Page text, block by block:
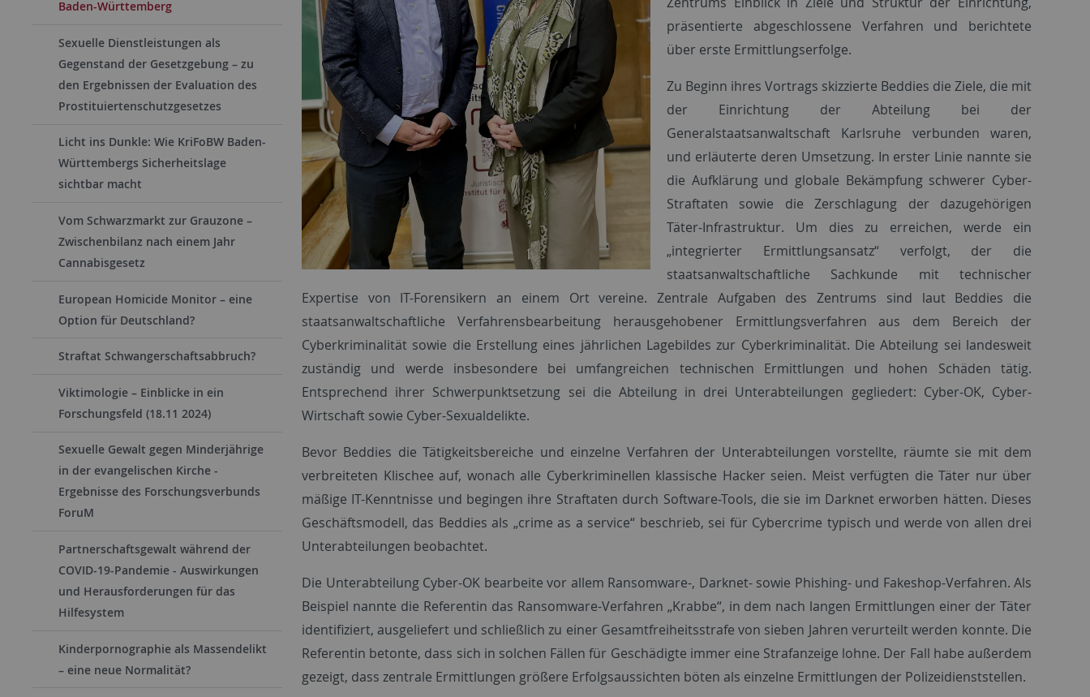
Baden-Württemberg
Sexuelle Dienstleistungen als
Gegenstand der Gesetzgebung – zu
den Ergebnissen der Evaluation des
Prostituiertenschutzgesetzes
Licht ins Dunkle: Wie KriFoBW Baden-
Württembergs Sicherheitslage
sichtbar macht
Vom Schwarzmarkt zur Grauzone –
Zwischenbilanz nach einem Jahr
Cannabisgesetz
European Homicide Monitor – eine
Option für Deutschland?
Straftat Schwangerschaftsabbruch?
Viktimologie – Einblicke in ein
Forschungsfeld (18.11 2024)
Sexuelle Gewalt gegen Minderjährige
in der evangelischen Kirche -
Ergebnisse des Forschungsverbunds
ForuM
Partnerschaftsgewalt während der
COVID-19-Pandemie - Auswirkungen
und Herausforderungen für das
Hilfesystem
Kinderpornographie als Massendelikt
– eine neue Normalität?
präsentierte abgeschlossene Verfahren und berichtete
über erste Ermittlungserfolge.
Zu Beginn ihres Vortrags skizzierte Beddies die Ziele, die mit
der Einrichtung der Abteilung bei der
Generalstaatsanwaltschaft Karlsruhe verbunden waren,
und erläuterte deren Umsetzung. In erster Linie nannte sie
die Aufklärung und globale Bekämpfung schwerer Cyber-
Straftaten sowie die Zerschlagung der dazugehörigen
Täter-Infrastruktur. Um dies zu erreichen, werde ein
„integrierter Ermittlungsansatz“ verfolgt, der die
staatsanwaltschaftliche Sachkunde mit technischer
Expertise von IT-Forensikern an einem Ort vereine. Zentrale Aufgaben des Zentrums sind laut Beddies die
staatsanwaltschaftliche Verfahrensbearbeitung herausgehobener Ermittlungsverfahren aus dem Bereich der
Cyberkriminalität sowie die Erstellung eines jährlichen Lagebildes zur Cyberkriminalität. Die Abteilung sei landesweit
zuständig und werde insbesondere bei umfangreichen technischen Ermittlungen und hohen Schäden tätig.
Entsprechend ihrer Schwerpunktsetzung sei die Abteilung in drei Unterabteilungen gegliedert: Cyber-OK, Cyber-
Wirtschaft sowie Cyber-Sexualdelikte.
Bevor Beddies die Tätigkeitsbereiche und einzelne Verfahren der Unterabteilungen vorstellte, räumte sie mit dem
verbreiteten Klischee auf, wonach alle Cyberkriminellen klassische Hacker seien. Meist verfügten die Täter nur über
mäßige IT-Kenntnisse und begingen ihre Straftaten durch Software-Tools, die sie im Darknet erworben hätten. Dieses
Geschäftsmodell, das Beddies als „crime as a service“ beschrieb, sei für Cybercrime typisch und werde von allen drei
Unterabteilungen beobachtet.
Die Unterabteilung Cyber-OK bearbeite vor allem Ransomware-, Darknet- sowie Phishing- und Fakeshop-Verfahren. Als
Beispiel nannte die Referentin das Ransomware-Verfahren „Krabbe“, in dem nach langen Ermittlungen einer der Täter
identifiziert, ausgeliefert und schließlich zu einer Gesamtfreiheitsstrafe von sieben Jahren verurteilt werden konnte. Die
Referentin betonte, dass sich in solchen Fällen für Geschädigte immer eine Strafanzeige lohne. Der Fall habe außerdem
gezeigt, dass zentrale Ermittlungen größere Erfolgsaussichten böten als einzelne Ermittlungen der Polizeidienststellen.